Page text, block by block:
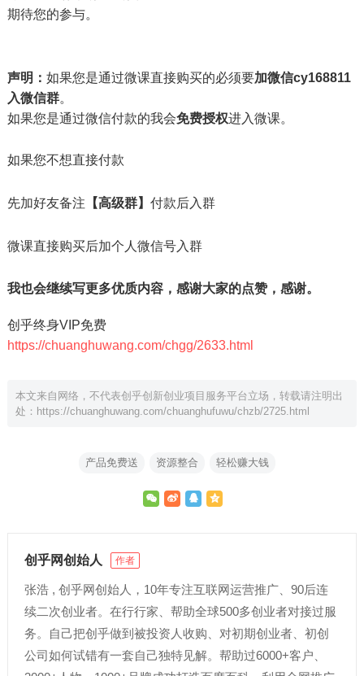
期待您的参与。
声明： 如果您是通过微课直接购买的必须要加微信cy168811
入微信群。
如果您是通过微信付款的我会免费授权进入微课。
如果您不想直接付款
先加好友备注 【高级群】 付款后入群
微课直接购买后加个人微信号入群
我也会继续写更多优质内容，感谢大家的点赞，感谢。
创乎终身VIP免费
https://chuanghuwang.com/chgg/2633.html
本文来自网络，不代表创乎创新创业项目服务平台立场，转载请注明出
处： https://chuanghuwang.com/chuanghufuwu/chzb/2725.html
产品免费送 资源整合 轻松赚大钱
创乎网创始人 作者
张浩 , 创乎网创始人，10年专注互联网运营推广、90后连
续二次创业者。在行行家、帮助全球500多创业者对接过服
务。自己把创乎做到被投资人收购、对初期创业者、初创
公司如何试错有一套自己独特见解。帮助过6000+客户、